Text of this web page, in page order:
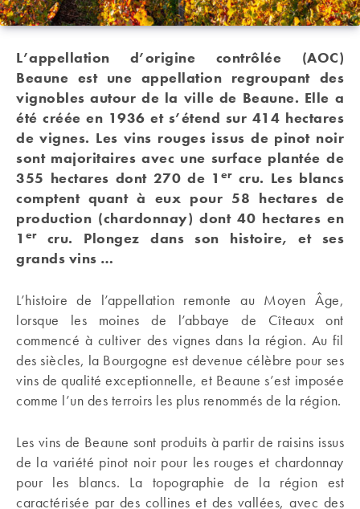
L’appellation d’origine contrôlée (AOC)
Beaune est une appellation regroupant des
vignobles autour de la ville de Beaune. Elle a
été créée en 1936 et s’étend sur 414 hectares
de vignes. Les vins rouges issus de pinot noir
sont majoritaires avec une surface plantée de
355 hectares dont 270 de 1 ercru. Les blancs
comptent quant à eux pour 58 hectares de
production (chardonnay) dont 40 hectares en
1 ercru. Plongez dans son histoire, et ses
grands vins …
L’histoire de l’appellation remonte au Moyen Âge,
lorsque les moines de l’abbaye de Cîteaux ont
commencé à cultiver des vignes dans la région. Au fil
des siècles, la Bourgogne est devenue célèbre pour ses
vins de qualité exceptionnelle, et Beaune s’est imposée
comme l’un des terroirs les plus renommés de la région.
Les vins de Beaune sont produits à partir de raisins issus
de la variété pinot noir pour les rouges et chardonnay
pour les blancs. La topographie de la région est
caractérisée par des collines et des vallées, avec des